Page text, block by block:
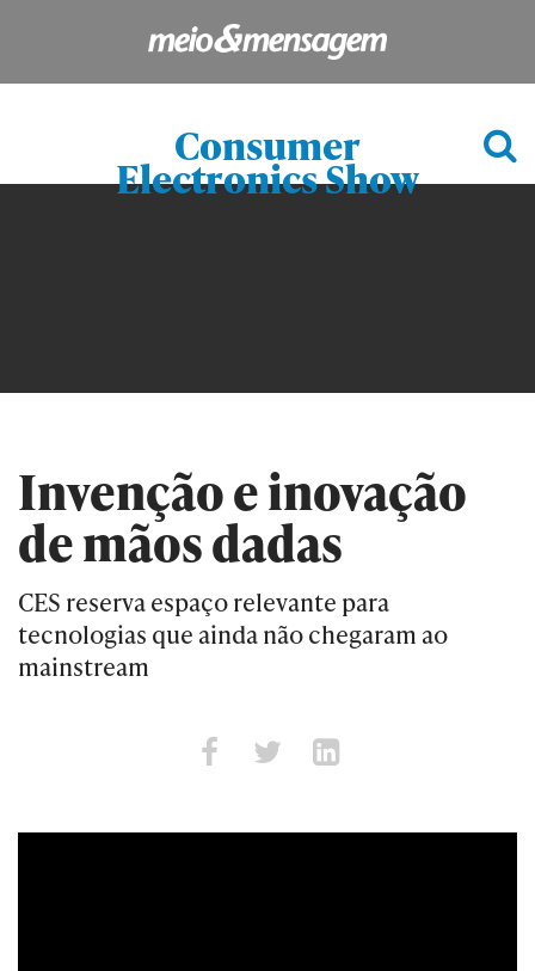
Consumer
Electronics Show
Invenção e inovação
de mãos dadas
CES reserva espaço relevante para
tecnologias que ainda não chegaram ao
mainstream